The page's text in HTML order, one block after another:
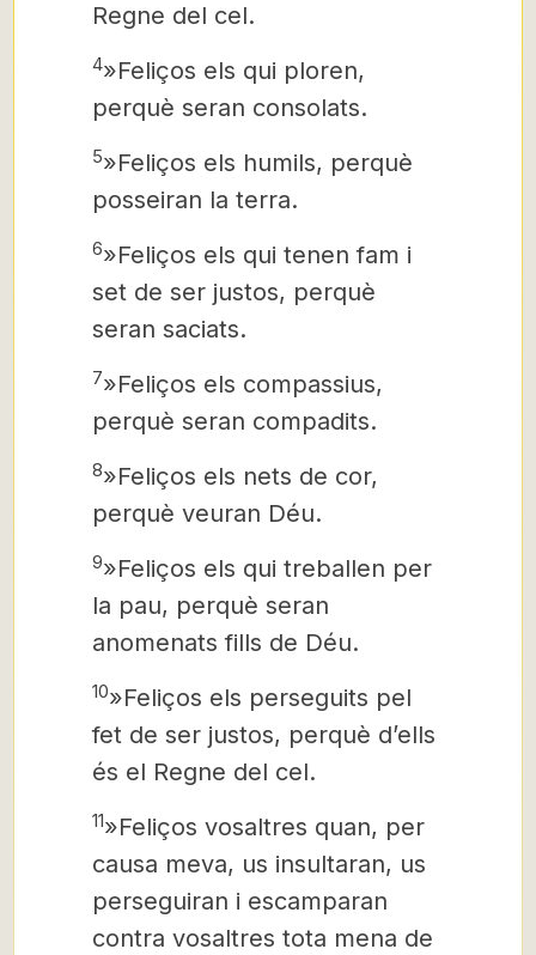
Regne del cel.
4»Feliços els qui ploren,
perquè seran consolats.
5»Feliços els humils, perquè
posseiran la terra.
6»Feliços els qui tenen fam i
set de ser justos, perquè
seran saciats.
7»Feliços els compassius,
perquè seran compadits.
8»Feliços els nets de cor,
perquè veuran Déu.
9»Feliços els qui treballen per
la pau, perquè seran
anomenats fills de Déu.
10»Feliços els perseguits pel
fet de ser justos, perquè d’ells
és el Regne del cel.
11»Feliços vosaltres quan, per
causa meva, us insultaran, us
perseguiran i escamparan
contra vosaltres tota mena de